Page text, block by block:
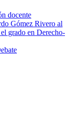
docente
Gómez Rivero al
grado en Derecho-